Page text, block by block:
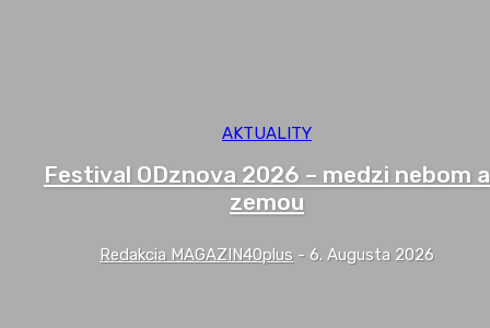
AKTUALITY
Festival ODznova 2026 – medzi nebom a
zemou
Redakcia MAGAZIN40plus - 6. Augusta 2026